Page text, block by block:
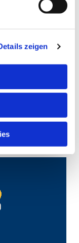
zeigen